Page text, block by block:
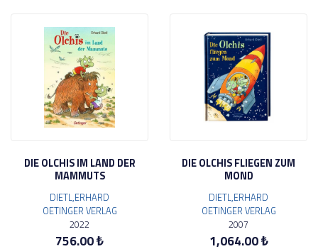
DIE OLCHIS IM LAND DER
MAMMUTS
DIETL,ERHARD
OETINGER VERLAG
2022
756.00 ₺
DIE OLCHIS FLIEGEN ZUM
MOND
DIETL,ERHARD
OETINGER VERLAG
2007
1,064.00 ₺